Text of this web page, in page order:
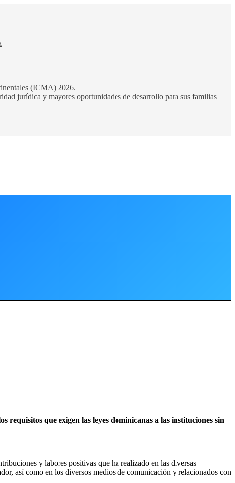
(ICMA) 2026.
jurídica y mayores oportunidades de desarrollo para sus familias
que exigen las leyes dominicanas a las instituciones sin
y labores positivas que ha realizado en las diversas
así como en los diversos medios de comunicación y relacionados con